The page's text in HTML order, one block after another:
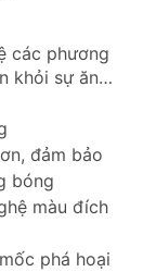
các phương
khỏi sự ăn
đảm bảo
bóng
màu đích
phá hoại